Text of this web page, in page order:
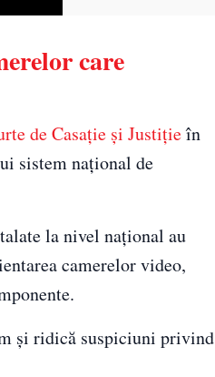
care
de Casație și Justițieîn
sistem național de
la nivel național au
camerelor video,
și ridică suspiciuni privind